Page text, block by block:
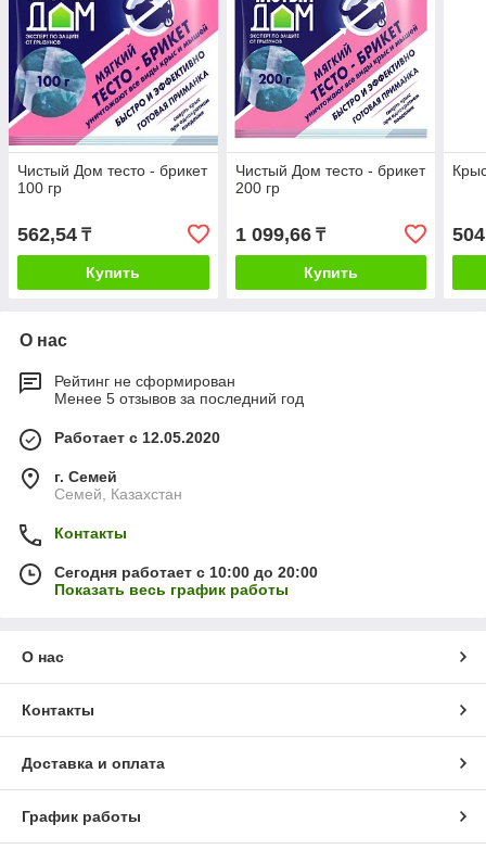
Чистый Дом тесто - брикет
100 гр
562,54 ₸
Купить
Чистый Дом тесто - брикет
200 гр
1 099,66₸
Купить
О нас
Рейтинг не сформирован
Менее 5 отзывов за последний год
Работает с 12.05.2020
г. Семей
Семей, Казахстан
Контакты
Сегодня работает с 10:00 до 20:00
Показать весь график работы
О нас
Контакты
Доставка и оплата
График работы